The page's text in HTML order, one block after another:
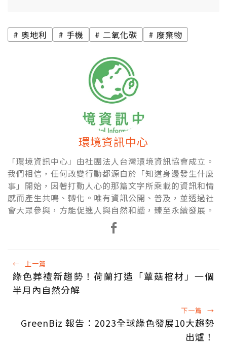
奧地利 手機 二氧化碳 廢棄物
環境資訊中心
「環境資訊中心」由社團法人台灣環境資訊協會成立。
我們相信，任何改變行動都源自於「知道身邊發生什麼
事」開始，因著打動人心的那篇文字所乘載的資訊和情
感而產生共鳴、轉化。唯有資訊公開、普及，並透過社
會大眾參與，方能促進人與自然和諧，臻至永續發展。
← 上一篇
綠色葬禮新趨勢！荷蘭打造「蕈菇棺材」一個
半月內自然分解
下一篇 →
GreenBiz 報告：2023全球綠色發展10大趨勢
出爐！